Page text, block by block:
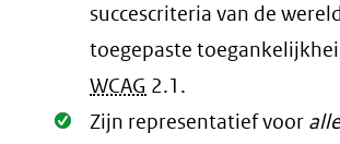
succescriteria van de
toegepaste
WCAG 2.1 .
Oké.
Zijn representatief voor